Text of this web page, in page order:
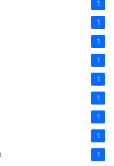
1
1
1
1
1
1
1
1
1